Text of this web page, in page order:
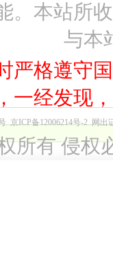
。本站所
与本
严格遵守
一经发现
京ICP备12006214号-2 网出
所有 侵权